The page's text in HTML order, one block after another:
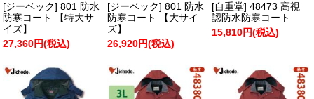
[ジーベック] 801 防水
防寒コート 【特大サ
イズ】
27,360円(税込)
[ジーベック] 801 防水
防寒コート 【大サイ
ズ】
26,920円(税込)
[自重堂] 48473 高視
認防水防寒コート
15,810円(税込)